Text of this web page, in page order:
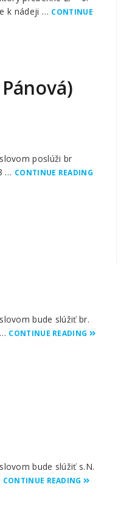
k nádeji … CONTINUE
poslúži br
… CONTINUE READING
bude slúžiť br.
CONTINUE READING
bude slúžiť s.N.
CONTINUE READING